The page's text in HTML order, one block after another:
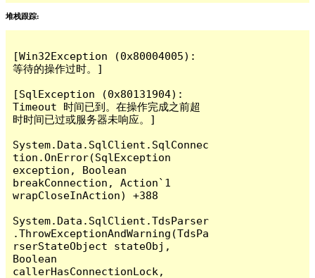
堆栈跟踪:
[Win32Exception (0x80004005):
等待的操作过时。]
[SqlException (0x80131904):
Timeout 时间已到。在操作完成之前超
时时间已过或服务器未响应。]
System.Data.SqlClient.SqlConnec
tion.OnError(SqlException
exception, Boolean
breakConnection, Action`1
wrapCloseInAction) +388
System.Data.SqlClient.TdsParser
.ThrowExceptionAndWarning(TdsPa
rserStateObject stateObj,
Boolean
callerHasConnectionLock,